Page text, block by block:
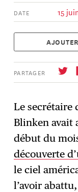
DATE 15
AJOUTER
PARTAGER
→ S'abonner
Le secrétaire
Blinken avait
début du
découverte
le ciel
l’avoir